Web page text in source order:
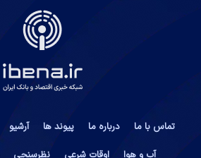
تماس با ما درباره ما پیوند ها آرشیو
آب و هوا
اوقات شرعی نظرسنجی